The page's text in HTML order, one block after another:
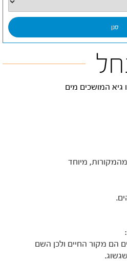
גיא המושכים מים
מיוחד
מקור החיים ולכן השם